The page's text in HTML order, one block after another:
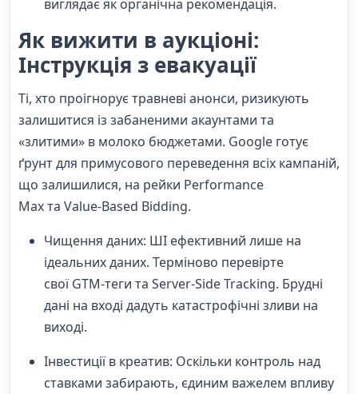
виглядає як органічна рекомендація.
Як вижити в аукціоні:
Інструкція з евакуації
Ті, хто проігнорує травневі анонси, ризикують
залишитися із забаненими акаунтами та
«злитими» в молоко бюджетами. Google готує
ґрунт для примусового переведення всіх кампаній,
що залишилися, на рейки Performance
Max та Value-Based Bidding.
Чищення даних: ШІ ефективний лише на
ідеальних даних. Терміново перевірте
свої GTM-теги та Server-Side Tracking. Брудні
дані на вході дадуть катастрофічні зливи на
виході.
Інвестиції в креатив: Оскільки контроль над
ставками забирають, єдиним важелем впливу